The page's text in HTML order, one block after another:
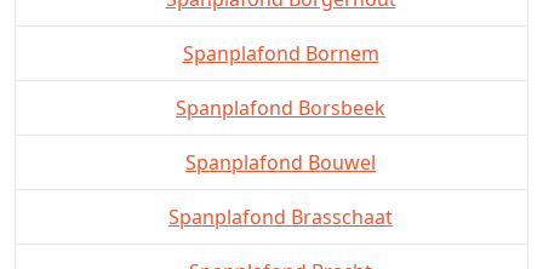
Spanplafond Bornem
Spanplafond Borsbeek
Spanplafond Bouwel
Spanplafond Brasschaat